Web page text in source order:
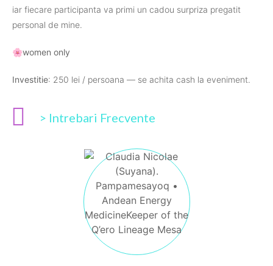
iar fiecare participanta va primi un cadou surpriza pregatit
personal de mine.
🌸women only
Investitie: 250 lei / persoana — se achita cash la eveniment.
> Intrebari Frecvente